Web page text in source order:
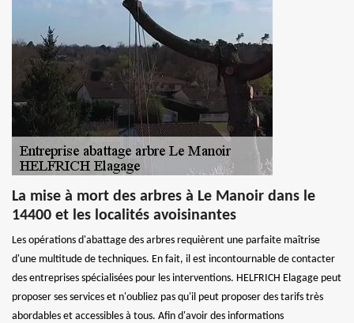
La mise à mort des arbres à Le Manoir dans le
14400 et les localités avoisinantes
Les opérations d'abattage des arbres requièrent une parfaite maîtrise
d'une multitude de techniques. En fait, il est incontournable de contacter
des entreprises spécialisées pour les interventions. HELFRICH Elagage peut
proposer ses services et n'oubliez pas qu'il peut proposer des tarifs très
abordables et accessibles à tous. Afin d'avoir des informations